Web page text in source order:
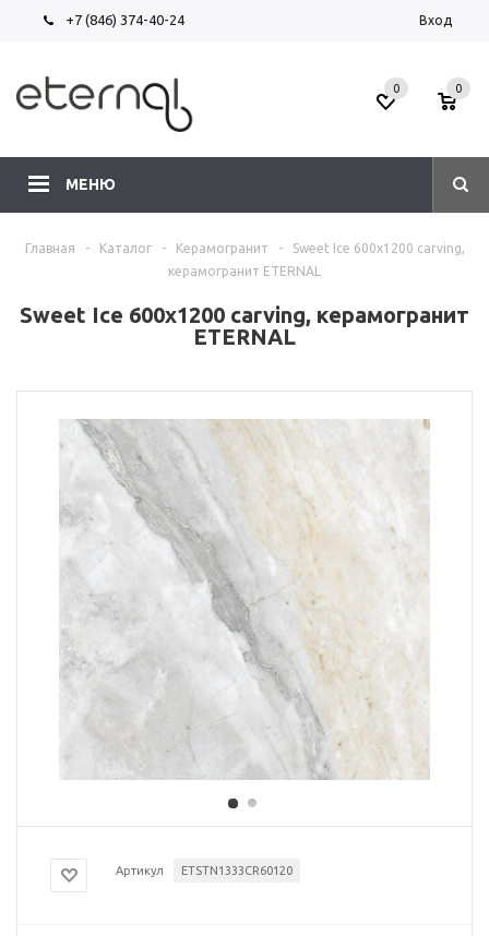
+7 (846) 374-40-24 Вход
МЕНЮ
0 0
Главная - Каталог - Керамогранит -
Sweet Ice 600х1200 carving,
керамогранит ETERNAL
Sweet Ice 600х1200 carving, керамогранит
ETERNAL
Артикул ETSTN1333CR60120